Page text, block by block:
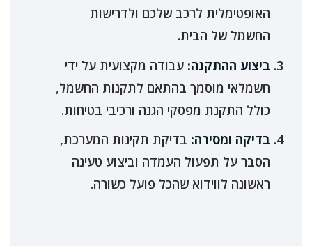
האופטימלית לרכב שלכם ולדרישות
החשמל של הבית.
ביצוע ההתקנה: עבודה מקצועית על ידי
חשמלאי מוסמך בהתאם לתקנות החשמל,
כולל התקנת מפסקי הגנה ורכיבי בטיחות.
בדיקה ומסירה: בדיקת תקינות המערכת,
הסבר על תפעול העמדה וביצוע טעינה
ראשונה לווידוא שהכל פועל כשורה.